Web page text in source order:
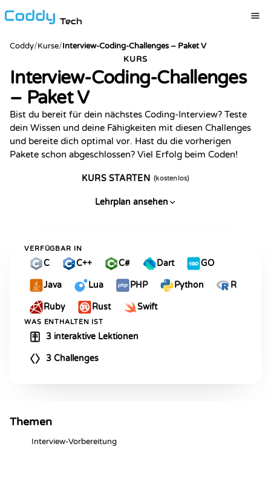
Tech
Coddy/Kurse/Interview-Coding-Challenges – Paket V
KURS
Interview-Coding-Challenges
– Paket V
Bist du bereit für dein nächstes Coding-Interview? Teste
dein Wissen und deine Fähigkeiten mit diesen Challenges
und bereite dich optimal vor. Hast du die vorherigen
Pakete schon abgeschlossen? Viel Erfolg beim Coden!
KURS STARTEN (kostenlos)
Lehrplan ansehen
VERFÜGBAR IN
C C++ C# Dart GO
Java Lua PHP Python R
Ruby Rust Swift
WAS ENTHALTEN IST
3 interaktive Lektionen
3 Challenges
Themen
Interview-Vorbereitung